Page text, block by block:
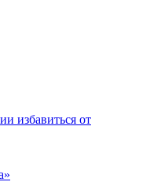
избавиться от